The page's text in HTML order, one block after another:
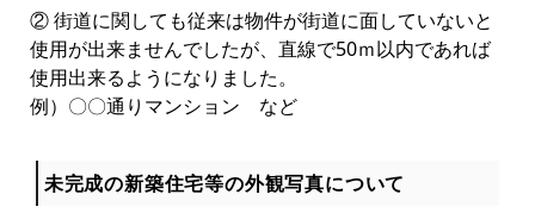
② 街道に関しても従来は物件が街道に面していないと
使用が出来ませんでしたが、直線で50ｍ以内であれば
使用出来るようになりました。
例）〇〇通りマンション など
未完成の新築住宅等の外観写真について